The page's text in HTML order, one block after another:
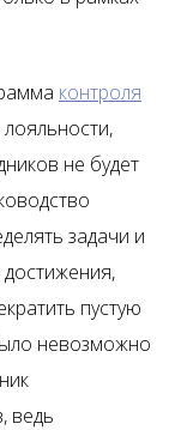
контроля
не будет
задачи и
достижения,
пустую
невозможно
ведь